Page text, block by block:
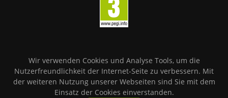
Wir verwenden Cookies und Analyse Tools, um die
Nutzerfreundlichkeit der Internet-Seite zu verbessern. Mit
der weiteren Nutzung unserer Webseiten sind Sie mit dem
Einsatz der Cookies einverstanden.